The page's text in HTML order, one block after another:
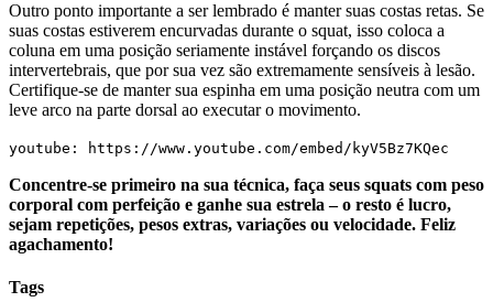
Outro ponto importante a ser lembrado é manter suas costas retas. Se
suas costas estiverem encurvadas durante o squat, isso coloca a
coluna em uma posição seriamente instável forçando os discos
intervertebrais, que por sua vez são extremamente sensíveis à lesão.
Certifique-se de manter sua espinha em uma posição neutra com um
leve arco na parte dorsal ao executar o movimento.
youtube: https://www.youtube.com/embed/kyV5Bz7KQec
Concentre-se primeiro na sua técnica, faça seus squats com peso
corporal com perfeição e ganhe sua estrela – o resto é lucro,
sejam repetições, pesos extras, variações ou velocidade. Feliz
agachamento!
Tags